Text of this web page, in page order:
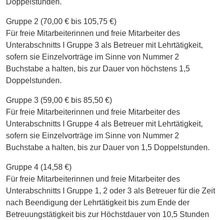
Doppelstunden.
Gruppe 2 (70,00 € bis 105,75 €)
Für freie Mitarbeiterinnen und freie Mitarbeiter des
Unterabschnitts I Gruppe 3 als Betreuer mit Lehrtätigkeit,
sofern sie Einzelvorträge im Sinne von Nummer 2
Buchstabe a halten, bis zur Dauer von höchstens 1,5
Doppelstunden.
Gruppe 3 (59,00 € bis 85,50 €)
Für freie Mitarbeiterinnen und freie Mitarbeiter des
Unterabschnitts I Gruppe 4 als Betreuer mit Lehrtätigkeit,
sofern sie Einzelvorträge im Sinne von Nummer 2
Buchstabe a halten, bis zur Dauer von 1,5 Doppelstunden.
Gruppe 4 (14,58 €)
Für freie Mitarbeiterinnen und freie Mitarbeiter des
Unterabschnitts I Gruppe 1, 2 oder 3 als Betreuer für die Zeit
nach Beendigung der Lehrtätigkeit bis zum Ende der
Betreuungstätigkeit bis zur Höchstdauer von 10,5 Stunden